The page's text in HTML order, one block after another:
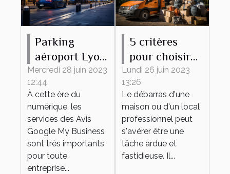
Parking
aéroport Lyon
: comment
accroître sa
réputation
grâce aux
témoignages
des clients ?
Mercredi 28 juin 2023
12:44
À cette ère du
numérique, les
services des Avis
Google My Business
sont très importants
pour toute
entreprise...
5 critères
pour choisir
une entreprise
de débarras
Lundi 26 juin 2023
13:26
Le débarras d'une
maison ou d'un local
professionnel peut
s'avérer être une
tâche ardue et
fastidieuse. Il...